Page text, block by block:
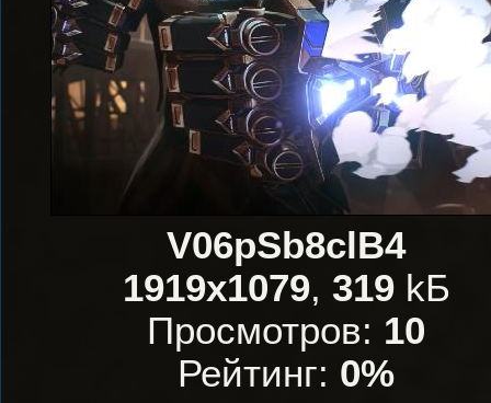
V06pSb8clB4
1919x1079, 319kБ
Просмотров: 10
Рейтинг: 0%